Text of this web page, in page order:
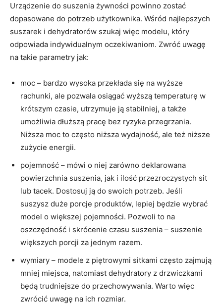
Urządzenie do suszenia żywności powinno zostać
dopasowane do potrzeb użytkownika. Wśród najlepszych
suszarek i dehydratorów szukaj więc modelu, który
odpowiada indywidualnym oczekiwaniom. Zwróć uwagę
na takie parametry jak:
moc – bardzo wysoka przekłada się na wyższe
rachunki, ale pozwala osiągać wyższą temperaturę w
krótszym czasie, utrzymuje ją stabilniej, a także
umożliwia dłuższą pracę bez ryzyka przegrzania.
Niższa moc to często niższa wydajność, ale też niższe
zużycie energii.
pojemność – mówi o niej zarówno deklarowana
powierzchnia suszenia, jak i ilość przezroczystych sit
lub tacek. Dostosuj ją do swoich potrzeb. Jeśli
suszysz duże porcje produktów, lepiej będzie wybrać
model o większej pojemności. Pozwoli to na
oszczędność i skrócenie czasu suszenia – suszenie
większych porcji za jednym razem.
wymiary – modele z piętrowymi sitkami często zajmują
mniej miejsca, natomiast dehydratory z drzwiczkami
będą trudniejsze do przechowywania. Warto więc
zwrócić uwagę na ich rozmiar.